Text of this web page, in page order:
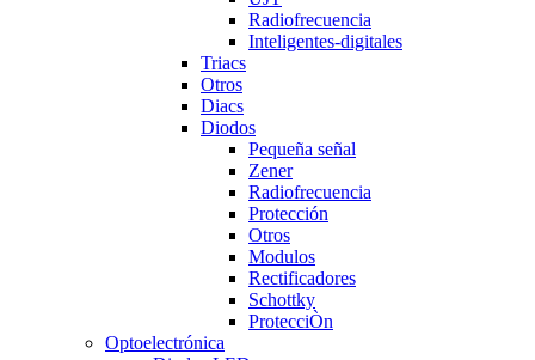
Radiofrecuencia
Inteligentes-digitales
Triacs
Otros
Diacs
Diodos
Pequeña señal
Zener
Radiofrecuencia
Protección
Otros
Modulos
Rectificadores
Schottky
ProtecciÒn
Optoelectrónica